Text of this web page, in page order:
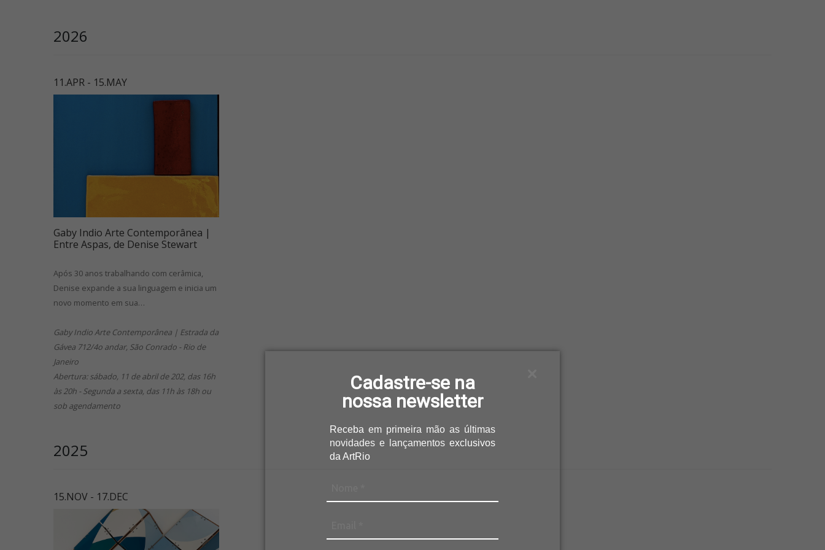
Cadastre-se na
nossa newsletter
Receba em primeira mão as últimas
novidades e lançamentos exclusivos
da ArtRio
2026
11.APR - 15.MAY
Gaby Indio Arte Contemporânea |
Entre Aspas, de Denise Stewart
Após 30 anos trabalhando com cerâmica,
Denise expande a sua linguagem e inicia um
novo momento em sua…
Gaby Indio Arte Contemporânea | Estrada da
Gávea 712/4o andar, São Conrado - Rio de
Janeiro
Abertura: sábado, 11 de abril de 202, das 16h
às 20h - Segunda a sexta, das 11h às 18h ou
sob agendamento
2025
15.NOV - 17.DEC